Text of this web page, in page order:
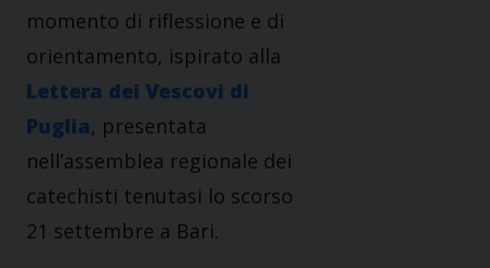
momento di riflessione e di
orientamento, ispirato alla
Lettera dei Vescovi di
Puglia, presentata
nell’assemblea regionale dei
catechisti tenutasi lo scorso
21 settembre a Bari.